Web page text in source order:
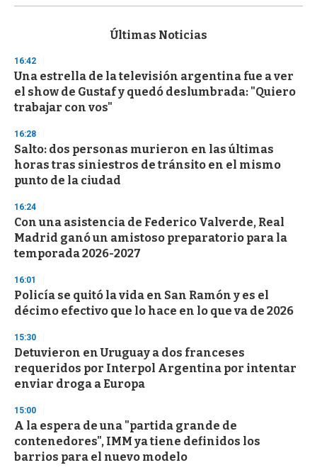
s
d
s
o
f
3
s
e
c
o
n
d
Últimas Noticias
16:42
Una estrella de la televisión argentina fue a ver
el show de Gustaf y quedó deslumbrada: "Quiero
trabajar con vos"
16:28
Salto: dos personas murieron en las últimas
horas tras siniestros de tránsito en el mismo
punto de la ciudad
16:24
Con una asistencia de Federico Valverde, Real
Madrid ganó un amistoso preparatorio para la
temporada 2026-2027
16:01
Policía se quitó la vida en San Ramón y es el
décimo efectivo que lo hace en lo que va de 2026
15:30
Detuvieron en Uruguay a dos franceses
requeridos por Interpol Argentina por intentar
enviar droga a Europa
15:00
A la espera de una "partida grande de
contenedores", IMM ya tiene definidos los
barrios para el nuevo modelo